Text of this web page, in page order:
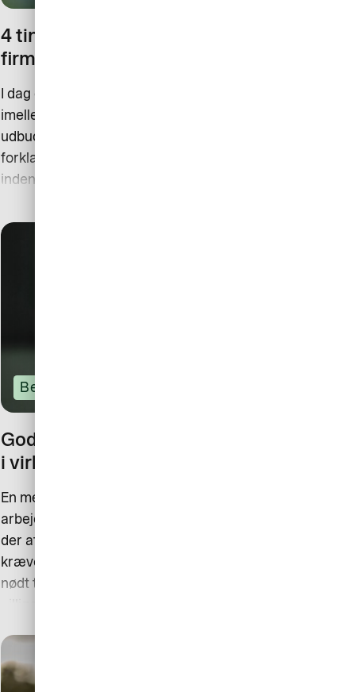
4 ting, I bør overveje, når I vælger
firmakort
I dag er der mange forskellige kortudbydere at vælge
imellem, derfor kan det være svært at overskue
udbuddet på egen hånd. Vores ekspert Aslim Aslan
forklarer, at der er fire vigtige ting, du bør overveje,
inden du vælger firmakort.
Betaling
Gode rejsepolitikker er til gavn for alle
i virksomheden
En medarbejder er på forretningsrejse. Når
arbejdsdagen er forbi, vil hun gerne med et fly hjem,
der afgår kl. 17, men virksomhedens rejsepolitik
kræver, at hun vælger den laveste pris. Så hun er
nødt til at vente til kl. 20, fordi denne flyafgang er